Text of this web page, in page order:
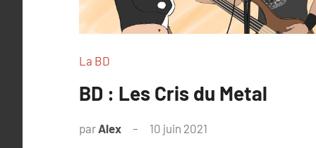
La BD
BD : Les Cris du Metal
par Alex 10 juin 2021